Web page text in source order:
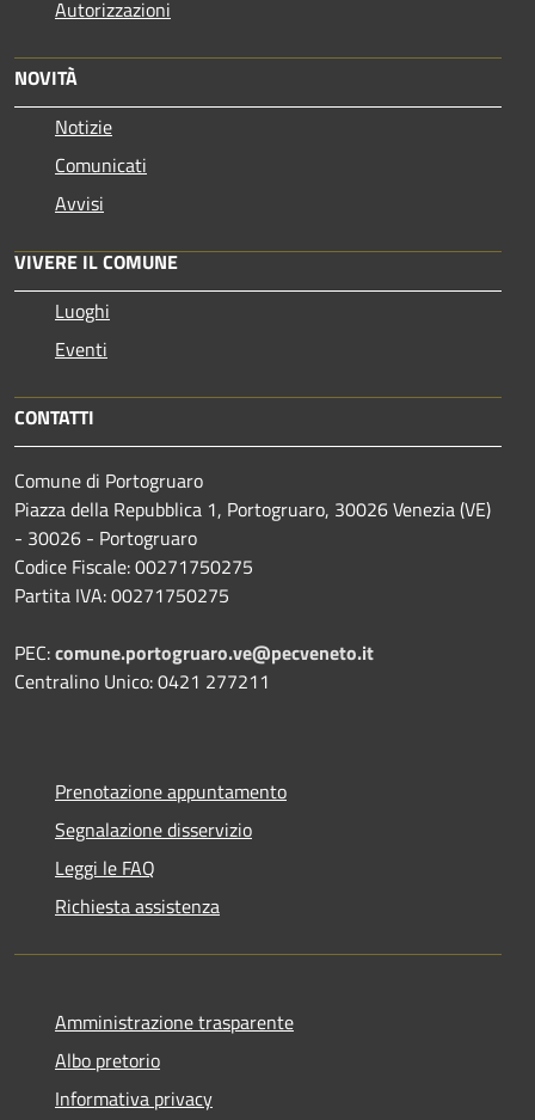
Autorizzazioni
NOVITÀ
Notizie
Comunicati
Avvisi
VIVERE IL COMUNE
Luoghi
Eventi
CONTATTI
Comune di Portogruaro
Piazza della Repubblica 1, Portogruaro, 30026 Venezia (VE)
- 30026 - Portogruaro
Codice Fiscale: 00271750275
Partita IVA: 00271750275
PEC:comune.portogruaro.ve@pecveneto.it
Centralino Unico: 0421 277211
Prenotazione appuntamento
Segnalazione disservizio
Leggi le FAQ
Richiesta assistenza
Amministrazione trasparente
Albo pretorio
Informativa privacy